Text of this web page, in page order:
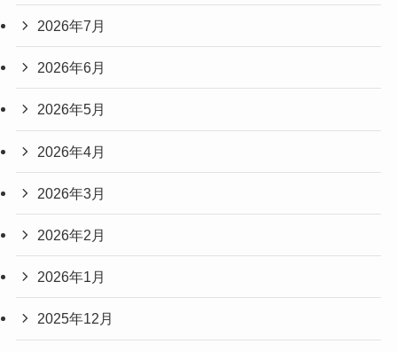
2026年7月
2026年6月
2026年5月
2026年4月
2026年3月
2026年2月
2026年1月
2025年12月